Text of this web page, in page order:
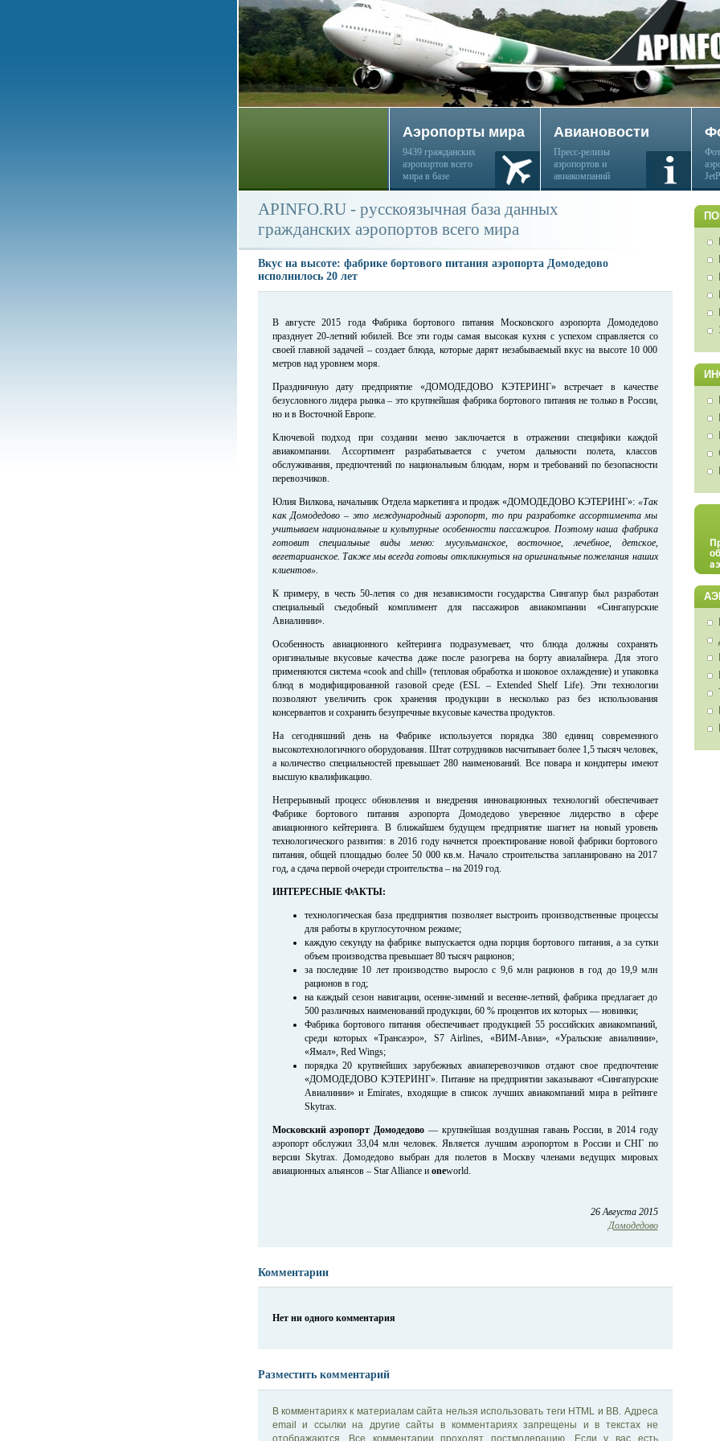
Аэропорты мира
9439 гражданских
аэропортов всего
мира в базе
Авиановости
Пресс-релизы
аэропортов и
авиакомпаний
APINFO.RU - русскоязычная база данных
гражданских аэропортов всего мира
Вкус на высоте: фабрике бортового питания аэропорта Домодедово
исполнилось 20 лет
В августе 2015 года Фабрика бортового питания Московского аэропорта Домодедово
празднует 20-летний юбилей. Все эти годы самая высокая кухня с успехом справляется со
своей главной задачей – создает блюда, которые дарят незабываемый вкус на высоте 10 000
метров над уровнем моря.
Праздничную дату предприятие «ДОМОДЕДОВО КЭТЕРИНГ» встречает в качестве
безусловного лидера рынка – это крупнейшая фабрика бортового питания не только в России,
но и в Восточной Европе.
Ключевой подход при создании меню заключается в отражении специфики каждой
авиакомпании. Ассортимент разрабатывается с учетом дальности полета, классов
обслуживания, предпочтений по национальным блюдам, норм и требований по безопасности
перевозчиков.
Юлия Вилкова, начальник Отдела маркетинга и продаж «ДОМОДЕДОВО КЭТЕРИНГ»: «Так
как Домодедово – это международный аэропорт, то при разработке ассортимента мы
учитываем национальные и культурные особенности пассажиров. Поэтому наша фабрика
готовит специальные виды меню: мусульманское, восточное, лечебное, детское,
вегетарианское. Также мы всегда готовы откликнуться на оригинальные пожелания наших
клиентов».
К примеру, в честь 50-летия со дня независимости государства Сингапур был разработан
специальный съедобный комплимент для пассажиров авиакомпании «Сингапурские
Авиалинии».
Особенность авиационного кейтеринга подразумевает, что блюда должны сохранять
оригинальные вкусовые качества даже после разогрева на борту авиалайнера. Для этого
применяются система «cook and chill» (тепловая обработка и шоковое охлаждение) и упаковка
блюд в модифицированной газовой среде (ESL – Extended Shelf Life). Эти технологии
позволяют увеличить срок хранения продукции в несколько раз без использования
консервантов и сохранить безупречные вкусовые качества продуктов.
На сегодняшний день на Фабрике используется порядка 380 единиц современного
высокотехнологичного оборудования. Штат сотрудников насчитывает более 1,5 тысяч человек,
а количество специальностей превышает 280 наименований. Все повара и кондитеры имеют
высшую квалификацию.
Непрерывный процесс обновления и внедрения инновационных технологий обеспечивает
Фабрике бортового питания аэропорта Домодедово уверенное лидерство в сфере
авиационного кейтеринга. В ближайшем будущем предприятие шагнет на новый уровень
технологического развития: в 2016 году начнется проектирование новой фабрики бортового
питания, общей площадью более 50 000 кв.м. Начало строительства запланировано на 2017
год, а сдача первой очереди строительства – на 2019 год.
ИНТЕРЕСНЫЕ ФАКТЫ:
технологическая база предприятия позволяет выстроить производственные процессы
для работы в круглосуточном режиме;
каждую секунду на фабрике выпускается одна порция бортового питания, а за сутки
объем производства превышает 80 тысяч рационов;
за последние 10 лет производство выросло с 9,6 млн рационов в год до 19,9 млн
рационов в год;
на каждый сезон навигации, осенне-зимний и весенне-летний, фабрика предлагает до
500 различных наименований продукции, 60 % процентов их которых — новинки;
Фабрика бортового питания обеспечивает продукцией 55 российских авиакомпаний,
среди которых «Трансаэро», S7 Airlines, «ВИМ-Авиа», «Уральские авиалинии»,
«Ямал», Red Wings;
порядка 20 крупнейших зарубежных авиаперевозчиков отдают свое предпочтение
«ДОМОДЕДОВО КЭТЕРИНГ». Питание на предприятии заказывают «Сингапурские
Авиалинии» и Emirates, входящие в список лучших авиакомпаний мира в рейтинге
Skytrax.
Московский аэропорт Домодедово — крупнейшая воздушная гавань России, в 2014 году
аэропорт обслужил 33,04 млн человек. Является лучшим аэропортом в России и СНГ по
версии Skytrax. Домодедово выбран для полетов в Москву членами ведущих мировых
авиационных альянсов – Star Alliance и oneworld.
26 Августа 2015
Домодедово
Комментарии
Нет ни одного комментария
Разместить комментарий
В комментариях к материалам сайта нельзя использовать теги HTML и BB. Адреса
email и ссылки на другие сайты в комментариях запрещены и в текстах не
отображаются. Все комментарии проходят постмодерацию. Если у вас есть